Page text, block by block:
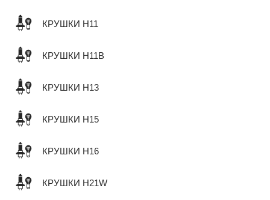
КРУШКИ H11
КРУШКИ H11B
КРУШКИ H13
КРУШКИ H15
КРУШКИ H16
КРУШКИ H21W